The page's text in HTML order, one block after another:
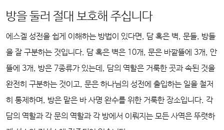
방을 둘러 절대 보호해 주십니다
에스겔 성전을 쉽게 이해하는 방법이 있다면, 담 혹은 벽, 문들, 방들
을 잘 구분하는 것입니다. 담 혹은 벽은 10개, 문은 바깥뜰에 3개, 안
뜰에 3개, 방은 7종류가 있는데, 담의 역할은 거룩한 곳과 속된 것을
완전히 구분하는 것이고, 문은 하나님의 성전에 출입하는 일을 철저
히 통제하며, 방은 맡은 바 사명 완수를 위한 거룩한 장소입니다. 각
담의 역할과 각 문의 역할과 각 방에서 이뤄지는 모든 사역은 뚜렷하